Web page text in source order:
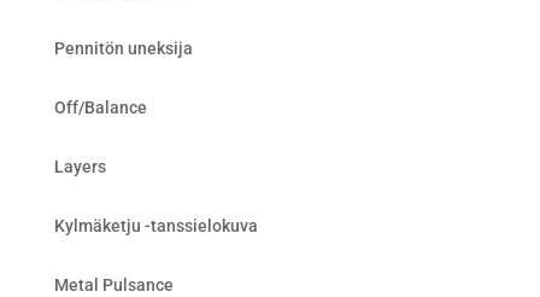
Pennitön uneksija
Off/Balance
Layers
Kylmäketju -tanssielokuva
Metal Pulsance